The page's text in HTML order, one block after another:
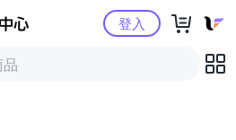
Yahoo購物中心登入